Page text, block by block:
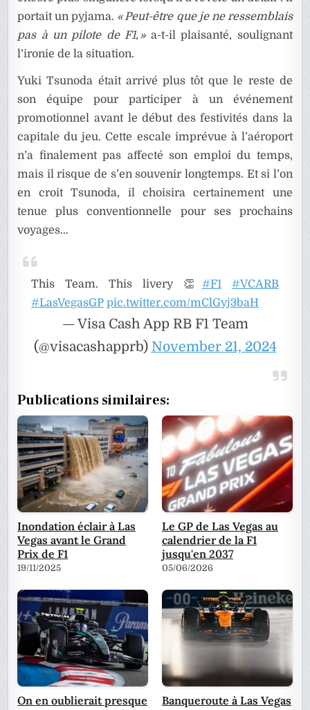
portait un pyjama. « Peut-être que je ne ressemblais
pas à un pilote de F1, »a-t-il plaisanté, soulignant
l’ironie de la situation.
Yuki Tsunoda était arrivé plus tôt que le reste de
son équipe pour participer à un événement
promotionnel avant le début des festivités dans la
capitale du jeu. Cette escale imprévue à l’aéroport
n’a finalement pas affecté son emploi du temps,
mais il risque de s’en souvenir longtemps. Et si l’on
en croit Tsunoda, il choisira certainement une
tenue plus conventionnelle pour ses prochains
voyages…
This Team. This livery 👏 #F1
#VCARB
#LasVegasGP pic.twitter.com/mClGyj3baH
— Visa Cash App RB F1 Team
(@visacashapprb) November 21, 2024
Publications similaires:
Inondation éclair à Las
Vegas avant le Grand
Prix de F1
19/11/2025
Le GP de Las Vegas au
calendrier de la F1
jusqu'en 2037
05/06/2026
On en oublierait presque
Banqueroute à Las Vegas